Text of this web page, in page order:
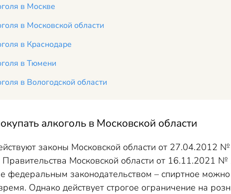
в Москве
в Московской области
в Краснодаре
в Тюмени
в Вологодской области
алкоголь в Московской области
законы Московской области от
Правительства Московской области от 16.11.2021
федеральным законодательством – спиртное
Однако действует строгое ограничение на